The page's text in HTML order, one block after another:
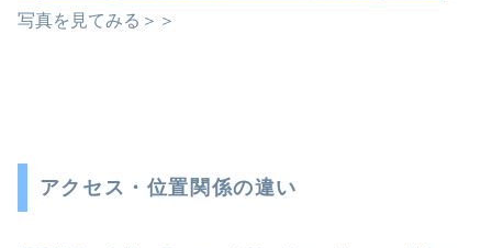
写真を見てみる＞＞
アクセス・位置関係の違い